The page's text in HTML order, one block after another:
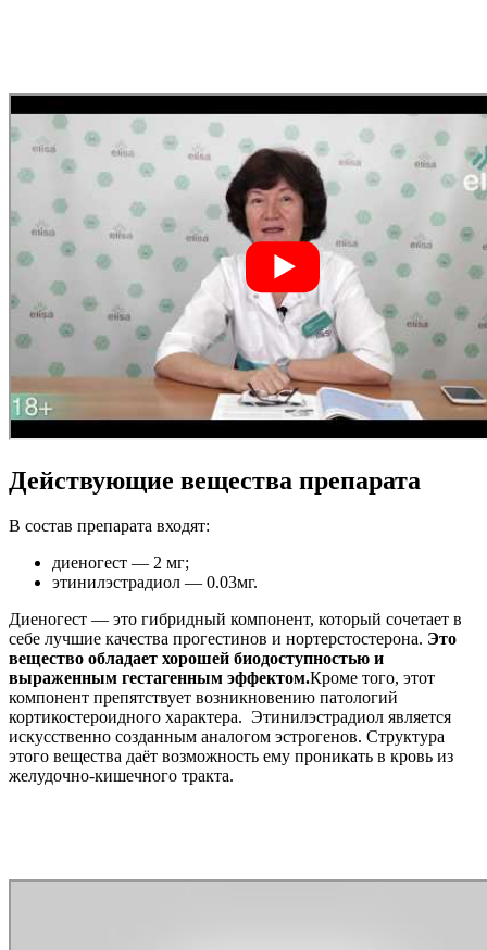
Действующие вещества препарата
В состав препарата входят:
диеногест — 2 мг;
этинилэстрадиол — 0.03мг.
Диеногест — это гибридный компонент, который сочетает в
себе лучшие качества прогестинов и нортерстостерона. Это
вещество обладает хорошей биодоступностью и
выраженным гестагенным эффектом.Кроме того, этот
компонент препятствует возникновению патологий
кортикостероидного характера. Этинилэстрадиол является
искусственно созданным аналогом эстрогенов. Структура
этого вещества даёт возможность ему проникать в кровь из
желудочно-кишечного тракта.